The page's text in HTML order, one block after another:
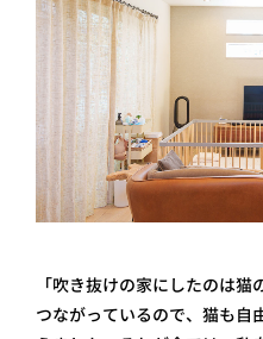
「吹き抜けの家にしたのは
つながっているので、猫も自